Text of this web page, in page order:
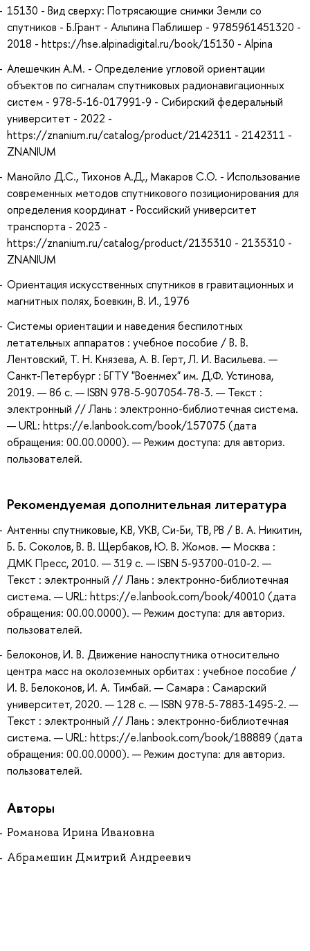
15130 - Вид сверху: Потрясающие снимки Земли со
спутников - Б.Грант - Альпина Паблишер - 9785961451320 -
2018 - https://hse.alpinadigital.ru/book/15130 - Alpina
Алешечкин А.М. - Определение угловой ориентации
объектов по сигналам спутниковых радионавигационных
систем - 978-5-16-017991-9 - Сибирский федеральный
университет - 2022 -
https://znanium.ru/catalog/product/2142311 - 2142311 -
ZNANIUM
Манойло Д.С., Тихонов А.Д., Макаров С.О. - Использование
современных методов спутникового позиционирования для
определения координат - Российский университет
транспорта - 2023 -
https://znanium.ru/catalog/product/2135310 - 2135310 -
ZNANIUM
Ориентация искусственных спутников в гравитационных и
магнитных полях, Боевкин, В. И., 1976
Системы ориентации и наведения беспилотных
летательных аппаратов : учебное пособие / В. В.
Лентовский, Т. Н. Князева, А. В. Герт, Л. И. Васильева. —
Санкт-Петербург : БГТУ "Военмех" им. Д.Ф. Устинова,
2019. — 86 с. — ISBN 978-5-907054-78-3. — Текст :
электронный // Лань : электронно-библиотечная система.
— URL: https://e.lanbook.com/book/157075 (дата
обращения: 00.00.0000). — Режим доступа: для авториз.
пользователей.
Рекомендуемая дополнительная литература
Антенны спутниковые, КВ, УКВ, Си-Би, ТВ, РВ / В. А. Никитин,
Б. Б. Соколов, В. В. Щербаков, Ю. В. Жомов. — Москва :
ДМК Пресс, 2010. — 319 с. — ISBN 5-93700-010-2. —
Текст : электронный // Лань : электронно-библиотечная
система. — URL: https://e.lanbook.com/book/40010 (дата
обращения: 00.00.0000). — Режим доступа: для авториз.
пользователей.
Белоконов, И. В. Движение наноспутника относительно
центра масс на околоземных орбитах : учебное пособие /
И. В. Белоконов, И. А. Тимбай. — Самара : Самарский
университет, 2020. — 128 с. — ISBN 978-5-7883-1495-2. —
Текст : электронный // Лань : электронно-библиотечная
система. — URL: https://e.lanbook.com/book/188889 (дата
обращения: 00.00.0000). — Режим доступа: для авториз.
пользователей.
Авторы
Романова Ирина Ивановна
Абрамешин Дмитрий Андреевич